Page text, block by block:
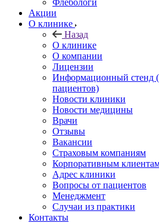
Флебологи
Акции
О клинике
Назад
О клинике
О компании
Лицензии
Информационный стенд
пациентов)
Новости клиники
Новости медицины
Врачи
Отзывы
Вакансии
Страховым компаниям
Корпоративным
Адрес клиники
Вопросы от пациентов
Менеджмент
Случаи из практики
Контакты